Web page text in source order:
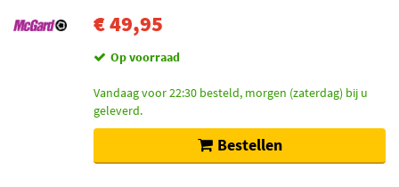
€ 49,95
Op voorraad
Vandaag voor 22:30 besteld, morgen (zaterdag) bij u
geleverd.
Bestellen